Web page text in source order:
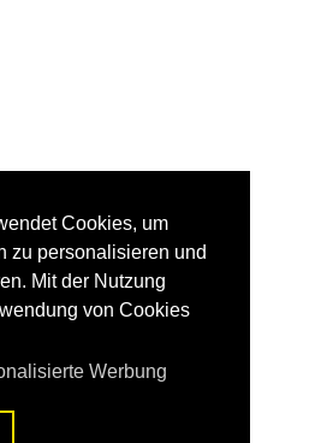
Cookies, um
zu personalisieren und
Mit der Nutzung
von Cookies
Werbung